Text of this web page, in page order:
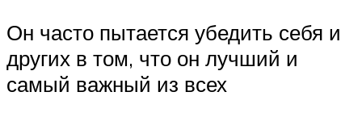
Он часто пытается убедить себя и
других в том, что он лучший и
самый важный из всех